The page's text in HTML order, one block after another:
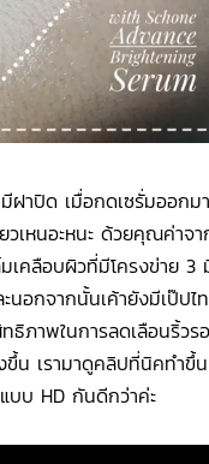
าปิด เมื่อกดเซรั่มออกมา
วเหนอะหนะ ด้วยคุณค่าจ
คลือบผิวที่มีโครงข่าย 3
อกจากนั้นเค้ายังมีเป๊ปไ
ธิภาพในการลดเลือนริ้วร
ขึ้น เรามาดูคลิปที่นิคทำขึ้
บบ HD กันดีกว่าค่ะ